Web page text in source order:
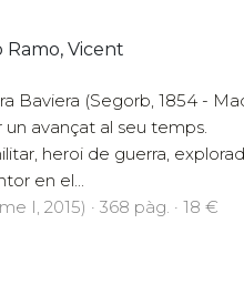
Ramo, Vicent
Baviera (Segorb, 1854 -
un avançat al seu temps.
heroi de guerra,
en el...
I, 2015) · 368 pàg. · 18 €